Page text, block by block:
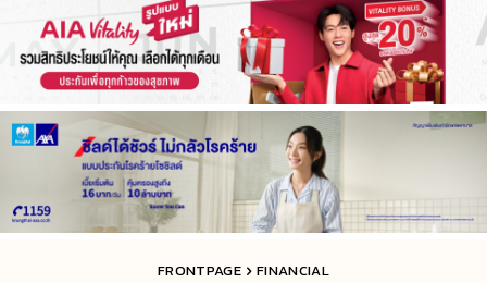
FRONTPAGE FINANCIAL